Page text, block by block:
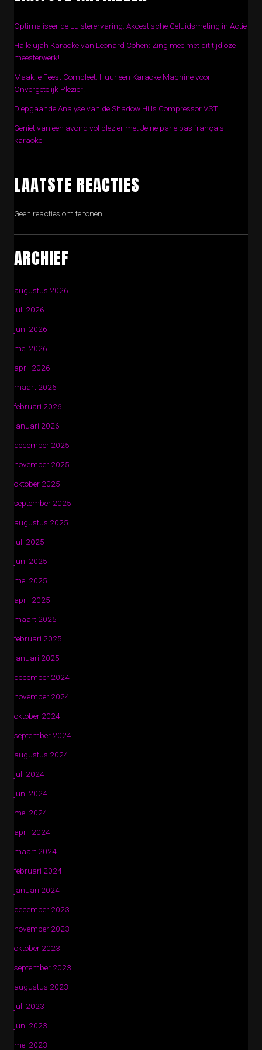
Optimaliseer de Luisterervaring: Akoestische Geluidsmeting in Actie
Hallelujah Karaoke van Leonard Cohen: Zing mee met dit tijdloze
meesterwerk!
Maak je Feest Compleet: Huur een Karaoke Machine voor
Onvergetelijk Plezier!
Diepgaande Analyse van de Shadow Hills Compressor VST
Geniet van een avond vol plezier met Je ne parle pas français
karaoke!
LAATSTE REACTIES
Geen reacties om te tonen.
ARCHIEF
augustus 2026
juli 2026
juni 2026
mei 2026
april 2026
maart 2026
februari 2026
januari 2026
december 2025
november 2025
oktober 2025
september 2025
augustus 2025
juli 2025
juni 2025
mei 2025
april 2025
maart 2025
februari 2025
januari 2025
december 2024
november 2024
oktober 2024
september 2024
augustus 2024
juli 2024
juni 2024
mei 2024
april 2024
maart 2024
februari 2024
januari 2024
december 2023
november 2023
oktober 2023
september 2023
augustus 2023
juli 2023
juni 2023
mei 2023